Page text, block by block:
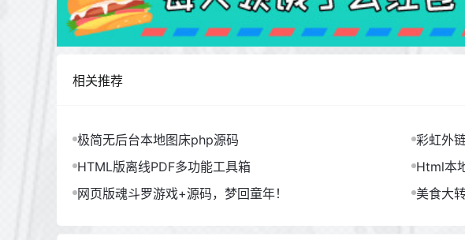
相关推荐
极简无后台本地图床php源码
彩虹外
HTML版离线PDF多功能工具箱
Html本
网页版魂斗罗游戏+源码，梦回童年！
美食大